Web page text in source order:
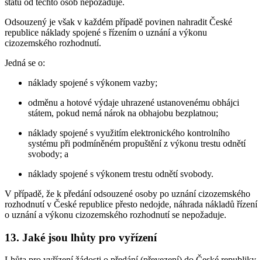
Odsouzený je však v každém případě povinen nahradit České
republice náklady spojené s řízením o uznání a výkonu
cizozemského rozhodnutí.
Jedná se o:
náklady spojené s výkonem vazby;
odměnu a hotové výdaje uhrazené ustanovenému obhájci
státem, pokud nemá nárok na obhajobu bezplatnou;
náklady spojené s využitím elektronického kontrolního
systému při podmíněném propuštění z výkonu trestu odnětí
svobody; a
náklady spojené s výkonem trestu odnětí svobody.
V případě, že k předání odsouzené osoby po uznání cizozemského
rozhodnutí v České republice přesto nedojde, náhrada nákladů řízení
o uznání a výkonu cizozemského rozhodnutí se nepožaduje.
13. Jaké jsou lhůty pro vyřízení